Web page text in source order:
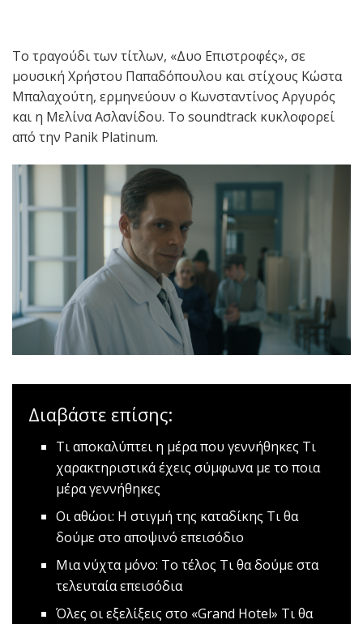
Το τραγούδι των τίτλων, «Δυo Επιστροφές», σε
μουσική Χρήστου Παπαδόπουλου και στίχους Κώστα
Μπαλαχούτη, ερμηνεύουν ο Κωνσταντίνος Αργυρός
και η Μελίνα Ασλανίδου. Το soundtrack κυκλοφορεί
από την Panik Platinum.
Διαβάστε επίσης:
Τι αποκαλύπτει η μέρα που γεννήθηκες Tι
χαρακτηριστικά έχεις σύμφωνα με το ποια
μέρα γεννήθηκες
Οι αθώοι: Η στιγμή της καταδίκης Tι θα
δούμε στο αποψινό επεισόδιο
Μια νύχτα μόνο: Το τέλος Τι θα δούμε στα
τελευταία επεισόδια
Όλες οι εξελίξεις στο «Grand Hotel» Τι θα